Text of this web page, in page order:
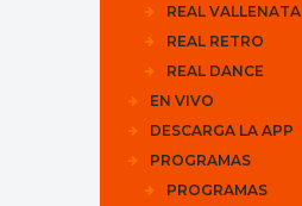
REAL VALLENATA
REAL RETRO
REAL DANCE
EN VIVO
DESCARGA LA APP
PROGRAMAS
PROGRAMAS